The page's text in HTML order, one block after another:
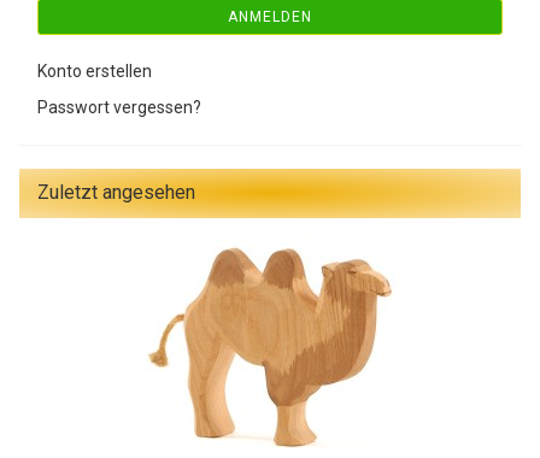
ANMELDEN
Konto erstellen
Passwort vergessen?
Zuletzt angesehen